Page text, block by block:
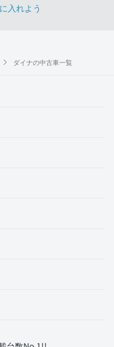
ダイナの中古車一覧